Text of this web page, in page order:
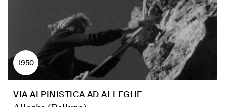
1950
VIA ALPINISTICA AD ALLEGHE